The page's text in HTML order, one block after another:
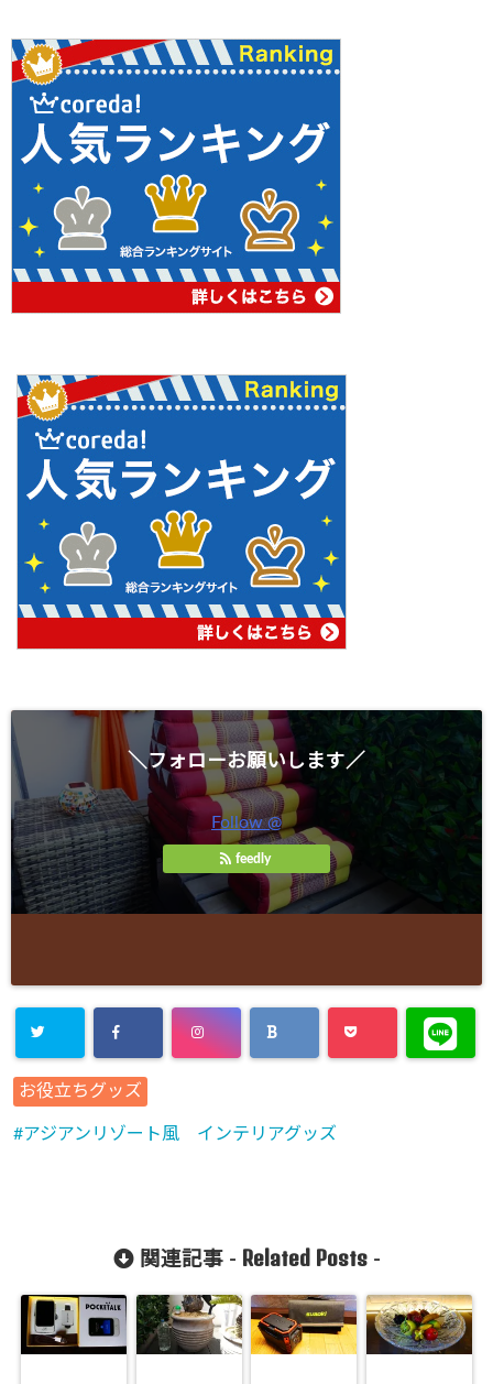
＼フォローお願いします／
Follow @
feedly
お役立ちグッズ
アジアンリゾート風 インテリアグッズ
関連記事 - Related Posts-